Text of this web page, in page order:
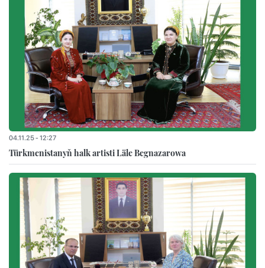
04.11.25 - 12:27
Türkmenistanyň halk artisti Läle Begnazarowa